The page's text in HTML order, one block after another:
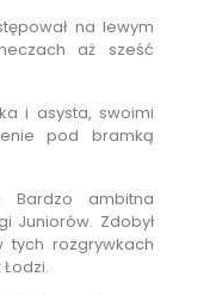
na lewym
aż sześć
i asysta, swoimi
pod bramką
ambitna
Juniorów. Zdobył
tych rozgrywkach